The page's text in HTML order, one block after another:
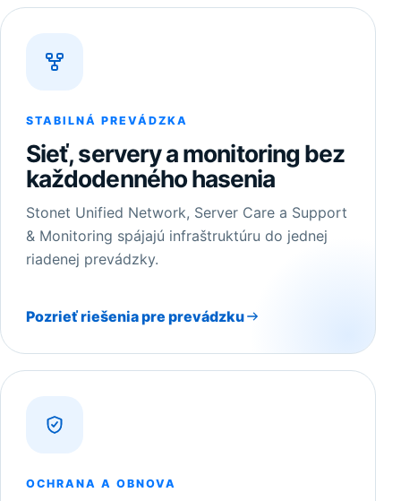
STABILNÁ PREVÁDZKA
Sieť, servery a monitoring bez
každodenného hasenia
Stonet Unified Network, Server Care a Support
& Monitoring spájajú infraštruktúru do jednej
riadenej prevádzky.
Pozrieť riešenia pre prevádzku
OCHRANA A OBNOVA